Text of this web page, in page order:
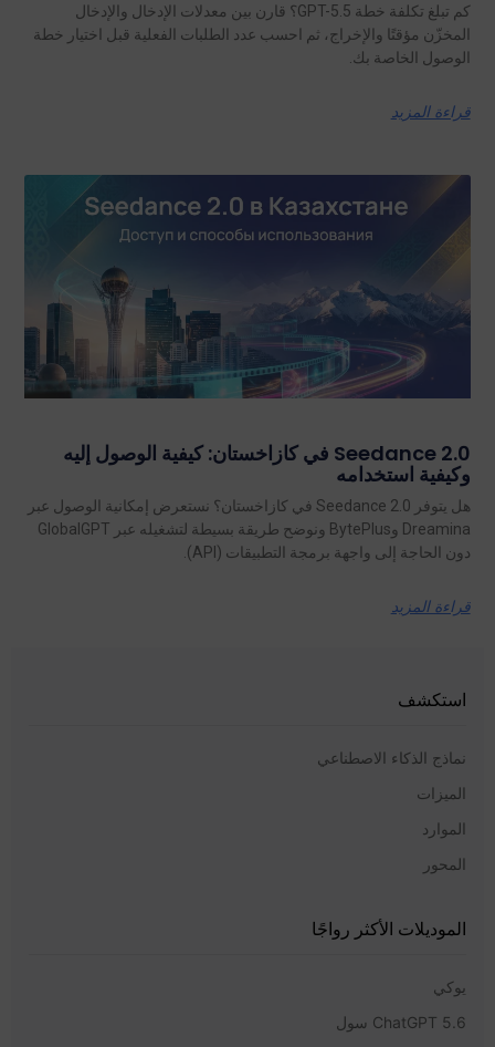
كم تبلغ تكلفة خطة GPT-5.5؟ قارن بين معدلات الإدخال والإدخال
المخزّن مؤقتًا والإخراج، ثم احسب عدد الطلبات الفعلية قبل اختيار خطة
الوصول الخاصة بك.
قراءة المزيد
Seedance 2.0 في كازاخستان: كيفية الوصول إليه
وكيفية استخدامه
هل يتوفر Seedance 2.0 في كازاخستان؟ نستعرض إمكانية الوصول عبر
Dreamina وBytePlus ونوضح طريقة بسيطة لتشغيله عبر GlobalGPT
دون الحاجة إلى واجهة برمجة التطبيقات (API).
قراءة المزيد
استكشف
نماذج الذكاء الاصطناعي
الميزات
الموارد
المحور
الموديلات الأكثر رواجًا
يوكي
ChatGPT 5.6 سول